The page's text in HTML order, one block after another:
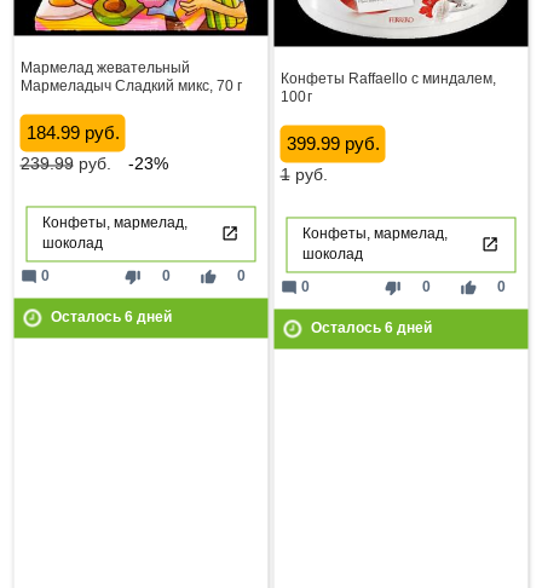
Мармелад жевательный
Мармеладыч Сладкий микс, 70 г
184.99 руб.
239.99руб. -23%
Конфеты, мармелад,
шоколад
thumb_down 0 thumb_up 0
mode_comment 0
Осталось 6дней
Конфеты Raffaello с миндалем,
100 г
399.99 руб.
1руб.
Конфеты, мармелад,
шоколад
thumb_down 0 thumb_up 0
mode_comment 0
Осталось 6дней